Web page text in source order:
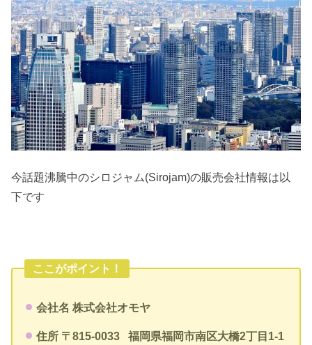
今話題沸騰中のシロジャム(Sirojam)の販売会社情報は以
下です
ここがポイント！
会社名 株式会社オモヤ
住所 〒815-0033
福岡県福岡市南区大橋2丁目1-1